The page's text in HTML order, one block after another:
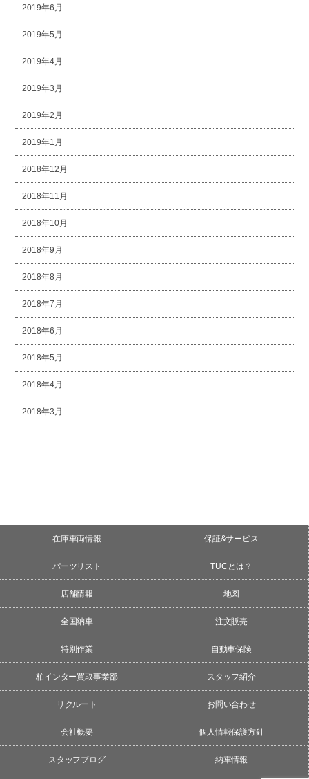
2019年6月
2019年5月
2019年4月
2019年3月
2019年2月
2019年1月
2018年12月
2018年11月
2018年10月
2018年9月
2018年8月
2018年7月
2018年6月
2018年5月
2018年4月
2018年3月
在庫車両情報 保証&サービス
パーツリスト TUCとは？
店舗情報 地図
全国納車 注文販売
特別作業 自動車保険
柏インター買取事業部 スタッフ紹介
リクルート お問い合わせ
会社概要 個人情報保護方針
スタッフブログ 納車情報